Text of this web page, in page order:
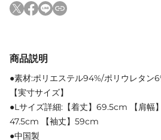
商品説明
●素材:ポリエステル94%/ポリウレタン
【実寸サイズ】
●Lサイズ詳細:【着丈】69.5cm 【肩幅
47.5cm 【袖丈】59cm
●中国製